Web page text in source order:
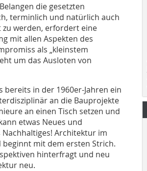
die gesetzten
terminlich und natürlich auch
werden, erfordert eine
mit allen Aspekten des
als „kleinstem
um das Ausloten von
in der 1960er-Jahren ein
an die Bauprojekte
an einen Tisch setzen und
etwas Neues und
Architektur im
mit dem ersten Strich.
hinterfragt und neu
neu.